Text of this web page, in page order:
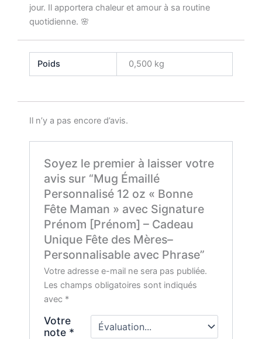
jour. Il apportera chaleur et amour à sa routine
quotidienne. 🌸
Poids 0,500 kg
Il n’y a pas encore d’avis.
Soyez le premier à laisser votre
avis sur “Mug Émaillé
Personnalisé 12 oz « Bonne
Fête Maman » avec Signature
Prénom [Prénom] – Cadeau
Unique Fête des Mères–
Personnalisable avec Phrase”
Votre adresse e-mail ne sera pas publiée.
Les champs obligatoires sont indiqués
avec *
Votre
note *